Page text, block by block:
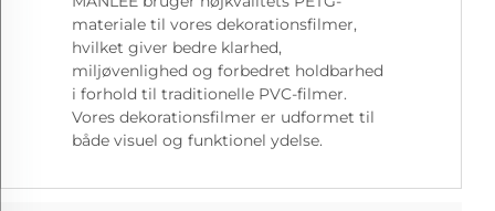
materiale til vores dekorationsfilmer,
hvilket giver bedre klarhed,
miljøvenlighed og forbedret holdbarhed
i forhold til traditionelle PVC-filmer.
Vores dekorationsfilmer er udformet til
både visuel og funktionel ydelse.